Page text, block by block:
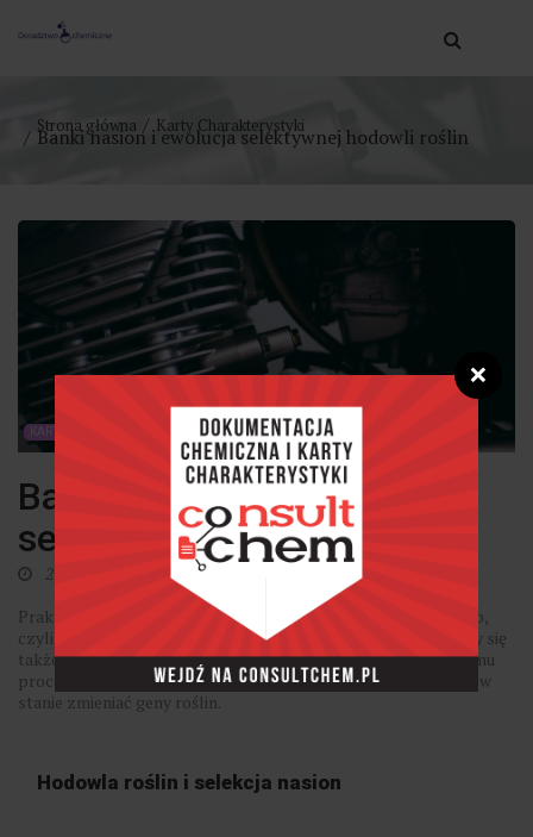
Strona główna Karty Charakterystyki
Banki nasion i ewolucja selektywnej hodowli roślin
KARTY CHARAKTERYSTYKI
Banki nasion i ewolucja
selektywnej hodowli roślin
27 maja 2022
Praktyki hodowli roślin sięgają początków rolnictwa osiadłego,
czyli 9000-11000 lat wstecz. Odkąd uprawiamy rośliny, staramy się
także poprawiać ich jakość. Dzięki postępowi technologicznemu
proces ten stał się o wiele bardziej złożony - obecnie jesteśmy w
stanie zmieniać geny roślin.
Hodowla roślin i selekcja nasion
❌